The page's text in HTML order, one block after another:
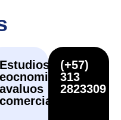
Estudios
eocnomicos,
avaluos
comerciales
(+57)
313
2823309